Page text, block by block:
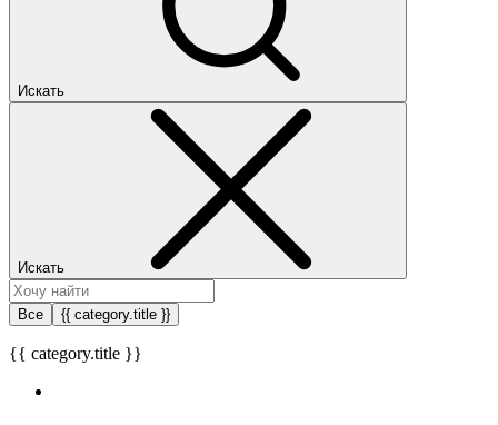
Искать
Искать
Все {{ category.title }}
{{ category.title }}